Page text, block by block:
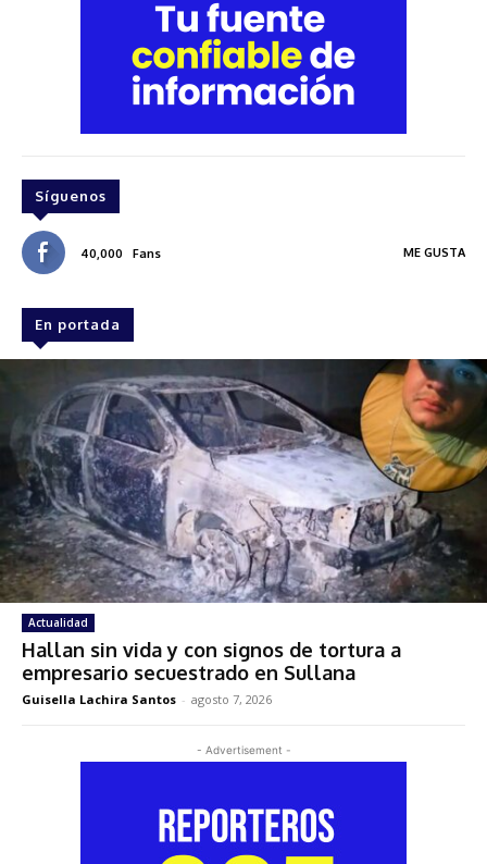
Síguenos
40,000 Fans ME GUSTA
En portada
Actualidad
Hallan sin vida y con signos de tortura a
empresario secuestrado en Sullana
Guisella Lachira Santos - agosto 7, 2026
- Advertisement -